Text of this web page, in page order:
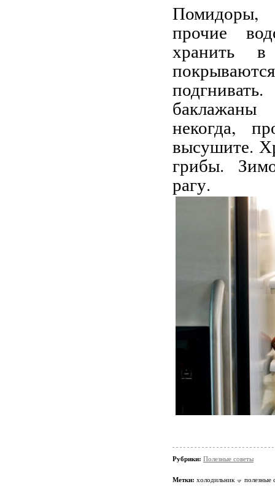
Помидоры,
прочие
хранить
баклажаны
некогда,
высушите.
грибы.
рагу.
Рубрики: Полезные советы
Метки: холодильник полезные